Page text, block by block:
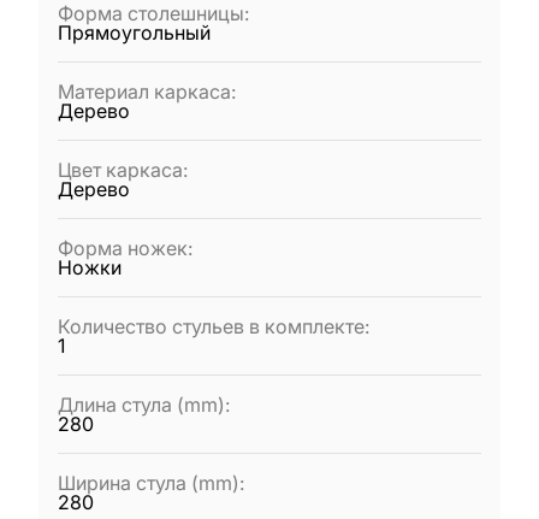
Форма столешницы:
Прямоугольный
Материал каркаса:
Дерево
Цвет каркаса:
Дерево
Форма ножек:
Ножки
Количество стульев в комплекте:
1
Длина стула (mm):
280
Ширина стула (mm):
280